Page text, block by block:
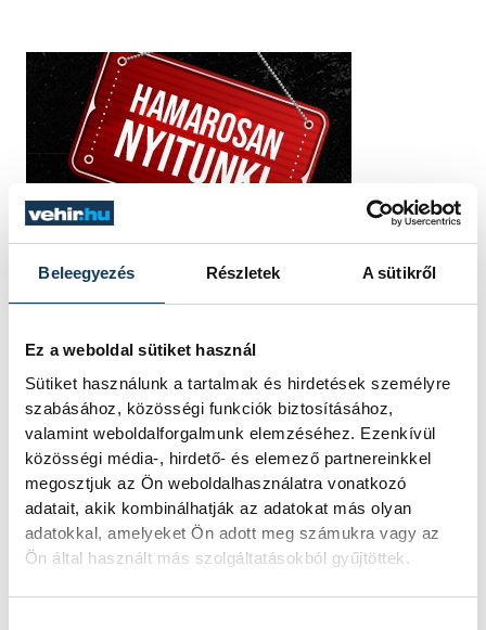
Beleegyezés Részletek A sütikről
Ez a weboldal sütiket használ
Sütiket használunk a tartalmak és hirdetések személyre
szabásához, közösségi funkciók biztosításához,
valamint weboldalforgalmunk elemzéséhez. Ezenkívül
közösségi média-, hirdető- és elemező partnereinkkel
megosztjuk az Ön weboldalhasználatra vonatkozó
adatait, akik kombinálhatják az adatokat más olyan
adatokkal, amelyeket Ön adott meg számukra vagy az
Ön által használt más szolgáltatásokból gyűjtöttek.